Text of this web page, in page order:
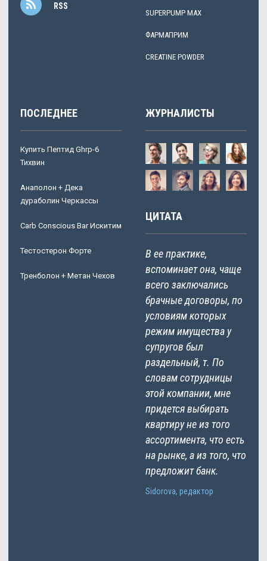
RSS
SUPERPUMP MAX
ФАРМАПРИМ
CREATINE POWDER
ПОСЛЕДНЕЕ
Купить Пептид Ghrp-6
Тихвин
Анаполон + Дека
дураболин Черкассы
Carb Conscious Bar Искитим
Тестостерон Форте
Тренболон + Метан Чехов
ЖУРНАЛИСТЫ
ЦИТАТА
В ее практике,
вспоминает она, чаще
всего заключались
брачные договоры, по
условиям которых
режим имущества у
супругов был
раздельный, т. По
словам сотрудницы
этой компании, мне
придется выбирать
квартиру не из того
ассортимента, что есть
на рынке, а из того, что
предложит банк.
Sidorova, редактор